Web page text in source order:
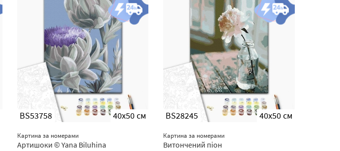
BS53758 40x50 см
Картина за номерами
Артишоки © Yana Biluhina
BS28245 40x50 см
Картина за номерами
Витончений піон